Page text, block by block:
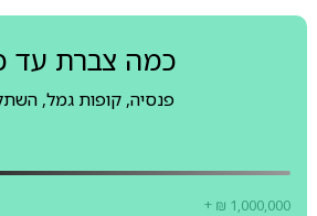
כמה צברת עד
פנסיה, קופות גמל,
+ ₪ 1,000,000